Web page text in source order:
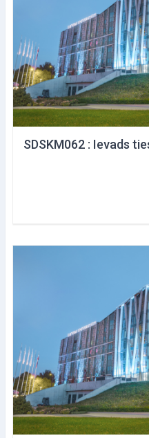
SDSKM062 : Ievads